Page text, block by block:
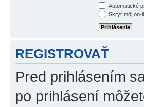
Automatické
Skryť môj on-
REGISTROVAŤ
Pred prihlásením
po prihlásení